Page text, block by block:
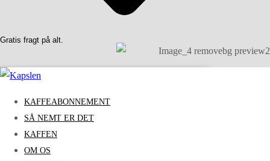
Gratis fragt på alt.
KAFFEABONNEMENT
SÅ NEMT ER DET
KAFFEN
OM OS